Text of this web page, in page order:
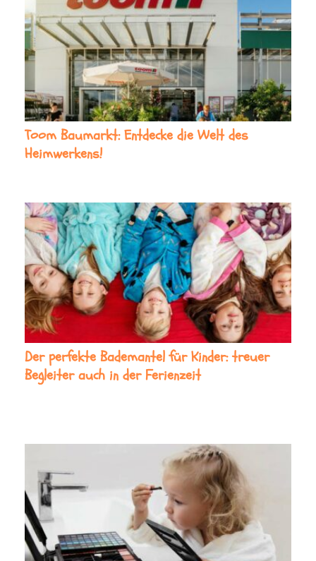
Toom Baumarkt: Entdecke die Welt des
Heimwerkens!
Der perfekte Bademantel für Kinder: treuer
Begleiter auch in der Ferienzeit